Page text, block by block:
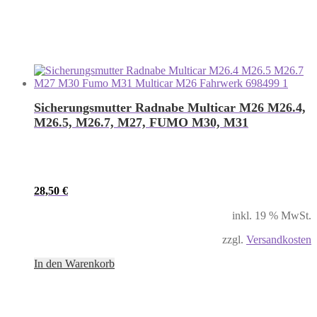
Sicherungsmutter Radnabe Multicar M26 M26.4,
M26.5, M26.7, M27, FUMO M30, M31
28,50 €
inkl. 19 % MwSt.
zzgl. Versandkosten
In den Warenkorb